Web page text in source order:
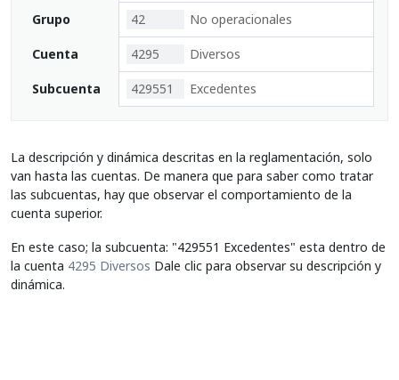
Grupo 42 No operacionales
Cuenta 4295 Diversos
Subcuenta 429551 Excedentes
La descripción y dinámica descritas en la reglamentación, solo
van hasta las cuentas. De manera que para saber como tratar
las subcuentas, hay que observar el comportamiento de la
cuenta superior.
En este caso; la subcuenta: "429551 Excedentes" esta dentro de
la cuenta 4295 Diversos Dale clic para observar su descripción y
dinámica.